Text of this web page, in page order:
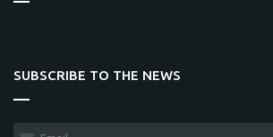
SUBSCRIBE TO THE NEWS